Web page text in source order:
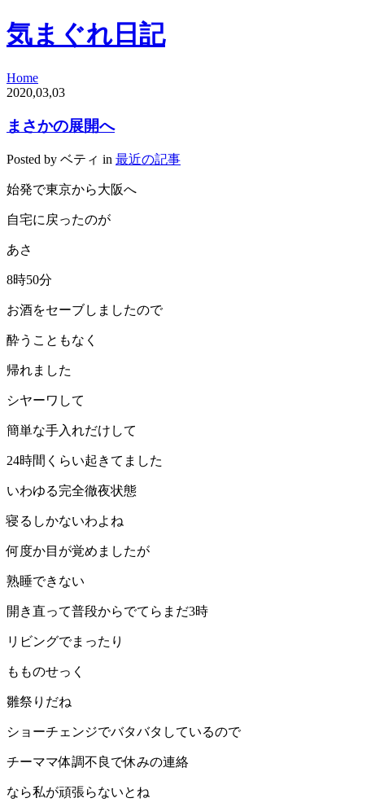
気まぐれ日記
Home
2020,03,03
まさかの展開へ
Posted by ベティ in 最近の記事
始発で東京から大阪へ
自宅に戻ったのが
あさ
8時50分
お酒をセーブしましたので
酔うこともなく
帰れました
シヤーワして
簡単な手入れだけして
24時間くらい起きてました
いわゆる完全徹夜状態
寝るしかないわよね
何度か目が覚めましたが
熟睡できない
開き直って普段からでてらまだ3時
リビングでまったり
もものせっく
雛祭りだね
ショーチェンジでバタバタしているので
チーママ体調不良で休みの連絡
なら私が頑張らないとね